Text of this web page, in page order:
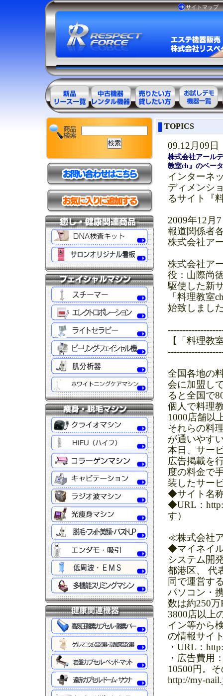
サイトマップ
エステ美容用
品製品一覧
エステ美容用
品アウトレッ
ト商品一覧
エステ美容用
品レンタル可
能商品一覧
お試しデモ可
能機器一覧
TOPICS
09.12月09日
株式会社アール
教室ch』のベー
インターネ
ディメンシ
るサイト『
2009年12月
報道関係者
株式会社ア
株式会社ア
役：山際尚
駆使した新
「料理教室
始致しまし
【「料理教
全国各地の
会に加盟し
ると全国で
個人で料理
1000店舗以
それらの料
が通いやす
本日、サー
広告掲載を
度の料金で
装したサー
◆サイト名
◆URL：
す）
≪株式会社
◆マイネイ
システム開
都港区、 代
同で運営す
パソコン・
数は約250
3800店以上
イン等から
の情報サイ
・URL：
・広告費用
10500円。
http://my-